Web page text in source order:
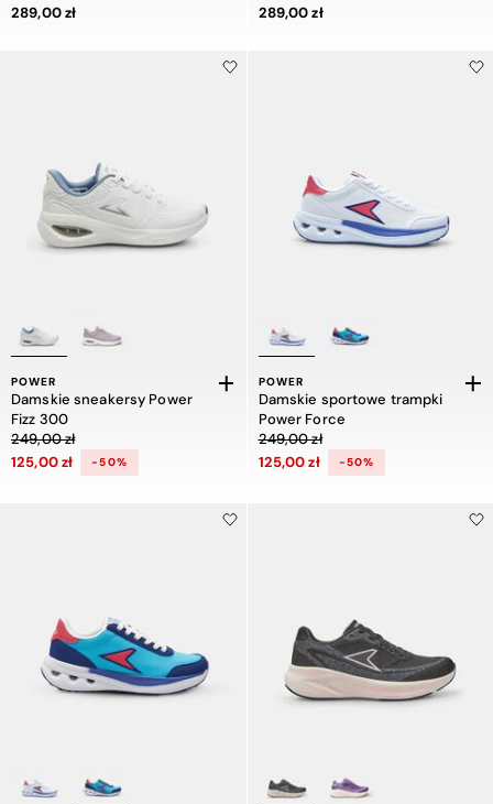
Cena 289,00 zł
289,00 zł
Cena 289,00 zł
289,00 zł
POWER
Damskie sneakersy Power
Fizz 300
Cena obniżona z 249,00 zł do 125,00 zł, zniżka 50 procent
249,00 zł
125,00 zł
-50%
POWER
Damskie sportowe trampki
Power Force
Cena obniżona z 249,00 zł do
249,00 zł
125,00 zł
-50%